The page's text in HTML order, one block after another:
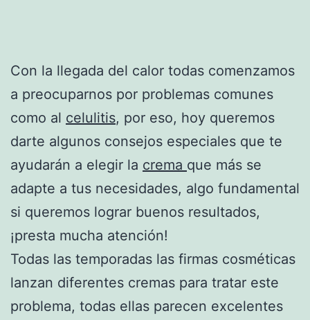
Con la llegada del calor todas comenzamos
a preocuparnos por problemas comunes
como al celulitis, por eso, hoy queremos
darte algunos consejos especiales que te
ayudarán a elegir la crema que más se
adapte a tus necesidades, algo fundamental
si queremos lograr buenos resultados,
¡presta mucha atención!
Todas las temporadas las firmas cosméticas
lanzan diferentes cremas para tratar este
problema, todas ellas parecen excelentes